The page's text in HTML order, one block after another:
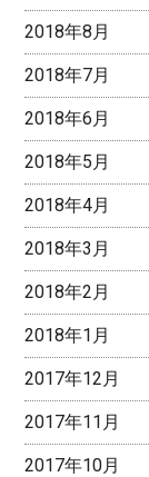
2018年8月
2018年7月
2018年6月
2018年5月
2018年4月
2018年3月
2018年2月
2018年1月
2017年12月
2017年11月
2017年10月